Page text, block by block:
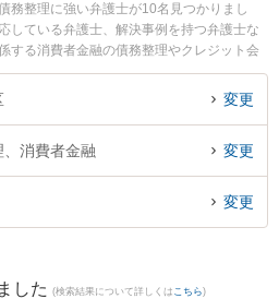
務整理に強い弁護士が10名見つかりまし
している弁護士、解決事例を持つ弁護士な
する消費者金融の債務整理やクレジット会
等の細かな分野での絞り込み検索もでき便
ろ法律事務所の横溝 秀明弁護士や千歳烏山
トラブルを今すぐに弁護士に相談したい』
解決の実績豊富な近くの弁護士を検索した
債務整理を法律相談できる世田谷区内の弁
変更
消費者金融 変更
変更
した (検索結果について詳しくは こちら)